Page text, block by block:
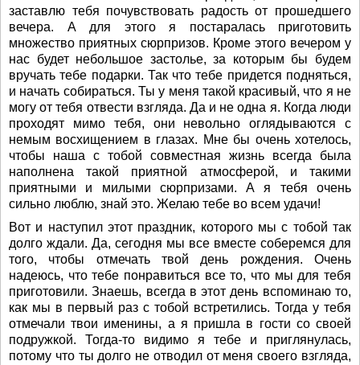
заставлю тебя почувствовать радость от прошедшего
вечера. А для этого я постаралась приготовить
множество приятных сюрпризов. Кроме этого вечером у
нас будет небольшое застолье, за которым бы будем
вручать тебе подарки. Так что тебе придется подняться,
и начать собираться. Ты у меня такой красивый, что я не
могу от тебя отвести взгляда. Да и не одна я. Когда люди
проходят мимо тебя, они невольно оглядываются с
немым восхищением в глазах. Мне бы очень хотелось,
чтобы наша с тобой совместная жизнь всегда была
наполнена такой приятной атмосферой, и такими
приятными и милыми сюрпризами. А я тебя очень
сильно люблю, знай это. Желаю тебе во всем удачи!
Вот и наступил этот праздник, которого мы с тобой так
долго ждали. Да, сегодня мы все вместе соберемся для
того, чтобы отмечать твой день рождения. Очень
надеюсь, что тебе понравиться все то, что мы для тебя
приготовили. Знаешь, всегда в этот день вспоминаю то,
как мы в первый раз с тобой встретились. Тогда у тебя
отмечали твои именины, а я пришла в гости со своей
подружкой. Тогда-то видимо я тебе и приглянулась,
потому что ты долго не отводил от меня своего взгляда,